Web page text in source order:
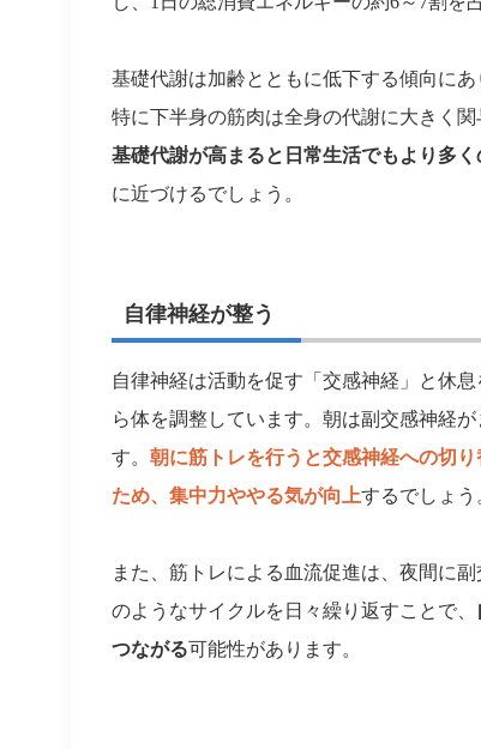
基礎代謝は加齢とともに低下する傾向に
特に下半身の筋肉は全身の代謝に大きく
基礎代謝が高まると日常生活でもより多
に近づけるでしょう。
自律神経が整う
自律神経は活動を促す「交感神経」と休
ら体を調整しています。朝は副交感神経
す。朝に筋トレを行うと交感神経への切
ため、集中力ややる気が向上するでしょう
また、筋トレによる血流促進は、夜間に
のようなサイクルを日々繰り返すことで、
つながる可能性があります。